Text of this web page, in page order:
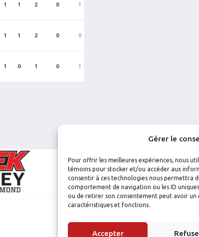
Gérer le
Pour offrir les meilleures expériences, nous
témoins pour stocker et/ou accéder aux
consentir à ces technologies nous permettra
comportement de navigation ou les ID
ou de retirer son consentement peut avoir
caractéristiques et fonctions.
Accepter
1 1 2 0 1
1 1 2 0 0
1 0 1 0 1